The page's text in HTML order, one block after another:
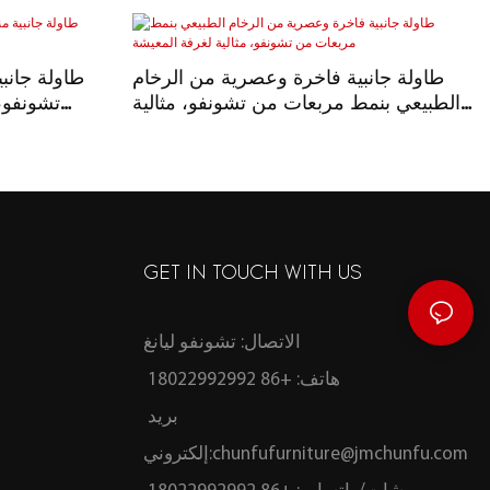
طاولة
طاولة جانبية فاخرة وعصرية من الرخام
الطبيعي بنمط مربعات من تشونفو، مثالية
GET IN TOUCH WITH US
الاتصال: تشونفو ليانغ
هاتف: +86 18022992992
إلكتروني:chunfufurniture@jmchunfu.com